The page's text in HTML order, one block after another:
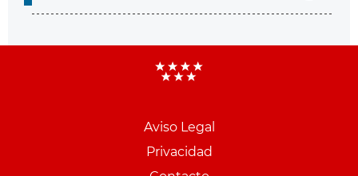
Aviso Legal
Privacidad